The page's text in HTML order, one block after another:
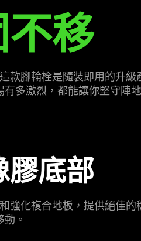
移
款腳輪栓是隨裝即用的升
多激烈，都能讓你堅守陣地
膠底部
強化複合地板，提供絕佳
動。